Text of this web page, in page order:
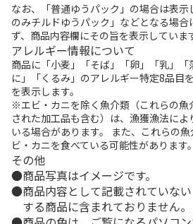
なお、「普通ゆうパック」の場合は表
のみチルドゆうパック」などとなる場
ず、商品内容欄にその旨を表示していま
アレルギー情報について
商品に「小麦」「そば」「卵」「乳」
に」「くるみ」のアレルギー特定8品目
を表示します。
※エビ・カニを除く魚介類（これらの魚
された加工品も含む）は、漁獲漁法によ
いる場合があります。 また、これらの
ビ・カニを食べている可能性があります。
その他
商品写真はイメージです。
商品内容として記載されていな
する商品に含まれておりません。